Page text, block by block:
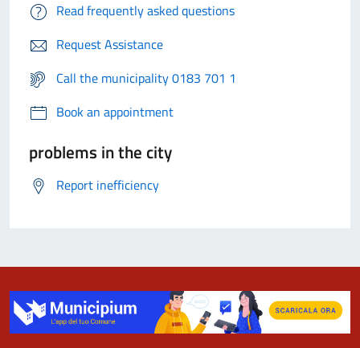
Read frequently asked questions
Request Assistance
Call the municipality 0183 701 1
Book an appointment
problems in the city
Report inefficiency